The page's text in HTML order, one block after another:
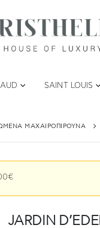
SAINT LOUIS
ΜΑΧΑΙΡΟΠΊΡΟΥΝΑ
JARDIN